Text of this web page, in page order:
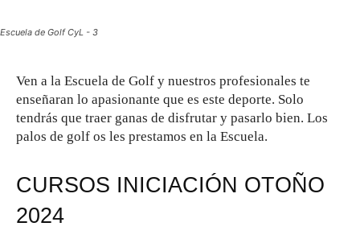
Escuela de Golf CyL - 3
Ven a la Escuela de Golf y nuestros profesionales te
enseñaran lo apasionante que es este deporte. Solo
tendrás que traer ganas de disfrutar y pasarlo bien. Los
palos de golf os les prestamos en la Escuela.
CURSOS INICIACIÓN OTOÑO
2024